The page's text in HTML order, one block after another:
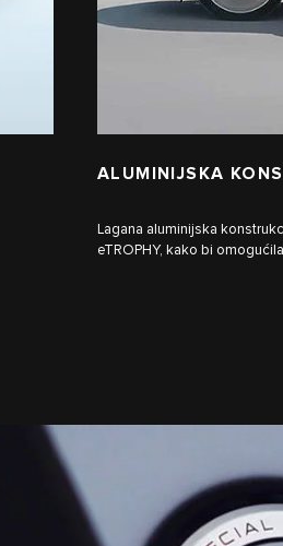
ALUMINIJSKA
Lagana aluminijska
eTROPHY, kako bi